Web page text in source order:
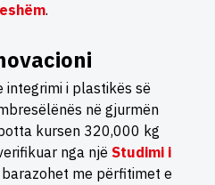
.
integrimi i plastikës së
në gjurmën
kursen 320,000 kg
nga një Studimi i
barazohet me përfitimet e